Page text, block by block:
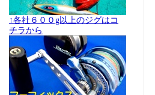
↑各社６００g以上のジグはコ
チラから